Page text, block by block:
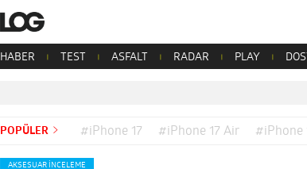
HABER TEST ASFALT RADAR PLAY
POPÜLER #iPhone 17 #iPhone 17 Air #iPhone
AKSESUAR İNCELEME